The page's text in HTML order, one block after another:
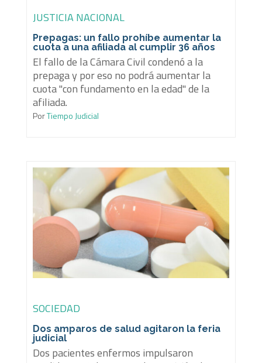
JUSTICIA NACIONAL
Prepagas: un fallo prohíbe aumentar la
cuota a una afiliada al cumplir 36 años
El fallo de la Cámara Civil condenó a la
prepaga y por eso no podrá aumentar la
cuota "con fundamento en la edad" de la
afiliada.
PorTiempo Judicial
SOCIEDAD
Dos amparos de salud agitaron la feria
judicial
Dos pacientes enfermos impulsaron